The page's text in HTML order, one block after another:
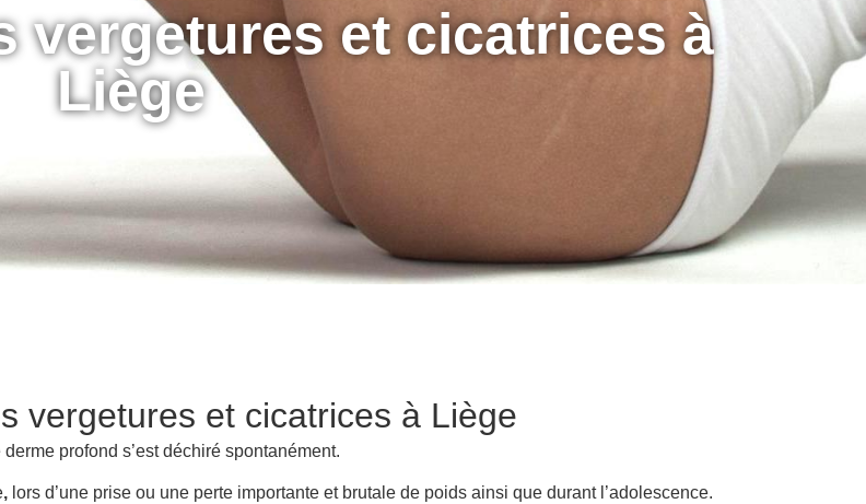
vergetures et cicatrices à
Liège
vergetures et cicatrices à Liège
profond s’est déchiré spontanément.
, lors d’une prise ou une perte importante et brutale de poids ainsi que durant l’adolescence.